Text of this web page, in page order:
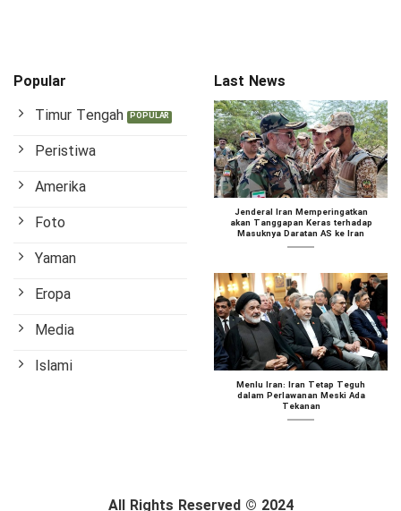
Popular
Timur Tengah
Peristiwa
Amerika
Foto
Yaman
Eropa
Media
Islami
Last News
Jenderal Iran Memperingatkan
akan Tanggapan Keras terhadap
Masuknya Daratan AS ke Iran
Menlu Iran: Iran Tetap Teguh
dalam Perlawanan Meski Ada
Tekanan
All Rights Reserved © 2024